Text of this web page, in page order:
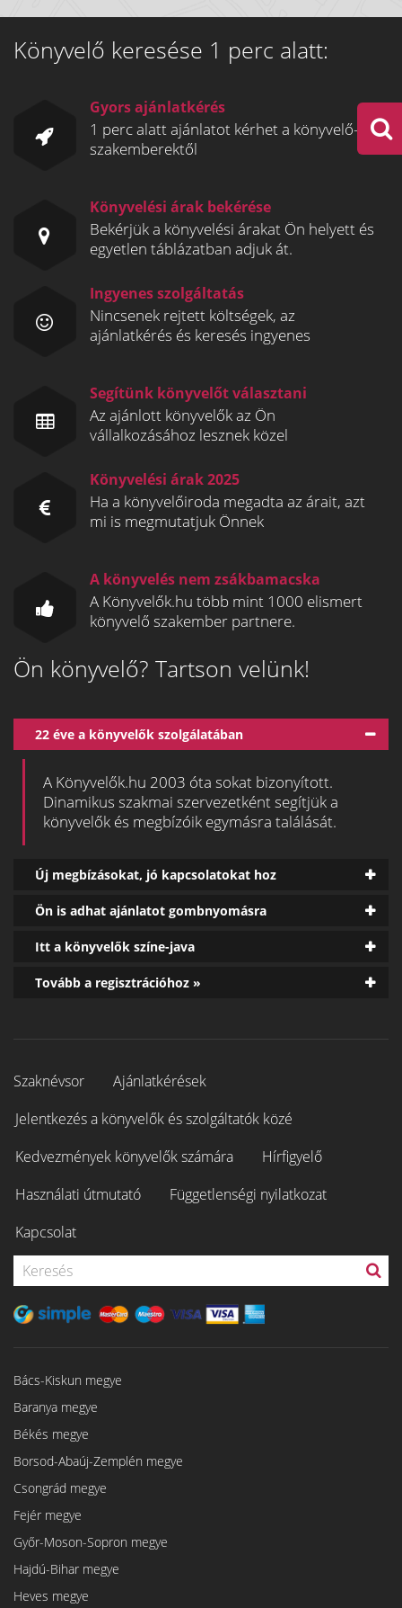
Könyvelő keresése 1 perc alatt:
Gyors ajánlatkérés
1 perc alatt ajánlatot kérhet a könyvelő-
szakemberektől
Könyvelési árak bekérése
Bekérjük a könyvelési árakat Ön helyett és
egyetlen táblázatban adjuk át.
Ingyenes szolgáltatás
Nincsenek rejtett költségek, az
ajánlatkérés és keresés ingyenes
Segítünk könyvelőt választani
Az ajánlott könyvelők az Ön
vállalkozásához lesznek közel
Könyvelési árak 2025
Ha a könyvelőiroda megadta az árait, azt
mi is megmutatjuk Önnek
A könyvelés nem zsákbamacska
A Könyvelők.hu több mint 1000 elismert
könyvelő szakember partnere.
Ön könyvelő? Tartson velünk!
22 éve a könyvelők szolgálatában
A Könyvelők.hu 2003 óta sokat bizonyított.
Dinamikus szakmai szervezetként segítjük a
könyvelők és megbízóik egymásra találását.
Új megbízásokat, jó kapcsolatokat hoz
Ön is adhat ajánlatot gombnyomásra
Itt a könyvelők színe-java
Tovább a regisztrációhoz »
Szaknévsor
Ajánlatkérések
Jelentkezés a könyvelők és szolgáltatók közé
Kedvezmények könyvelők számára
Hírfigyelő
Használati útmutató
Függetlenségi nyilatkozat
Kapcsolat
Bács-Kiskun megye
Baranya megye
Békés megye
Borsod-Abaúj-Zemplén megye
Csongrád megye
Fejér megye
Győr-Moson-Sopron megye
Hajdú-Bihar megye
Heves megye